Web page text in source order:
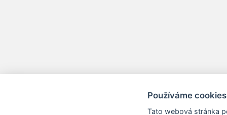
Používáme
Tato webová stránka